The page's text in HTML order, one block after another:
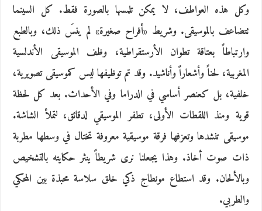
وكل هذه العواطف، لا يمكن تلمسها بالصورة فقط. كل السينما
تتضاعف بالموسيقى. وشريط «أفراح صغيرة» لم ينسَ ذلك، وبالطبع
وارتباطاً بعتاقة تطوان الأرستقراطية، وظف الموسيقى الأندلسية
المغربية، لحناً وأشعاراً وأناشيد. وقد تم توظيفها ليس كموسيقى تصويرية،
خلفية، بل كعنصر أساسي في الدراما وفي الأحداث. بعد كل لحظة
قوية ومنذ اللقطات الأولى، تطفر الموسيقي لدقائق، لتملأ الشاشة.
موسيقى تنشدها وتعزفها فرقة موسيقية معروفة تختال في وسطها مطربة
ذات صوت أخاذ. وهذا يجعلنا نرى شريطاً ينثر حكايته بالتشخيص
وبالألحان. وقد استطاع مونطاج ذكي خلق سلاسة محبذة بين المحكي
والطربي.